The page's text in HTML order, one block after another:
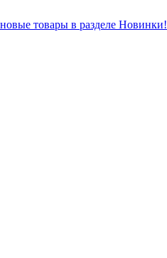
товары в разделе Новинки!